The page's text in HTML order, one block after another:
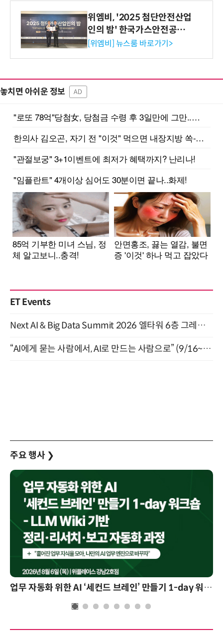
위엠비, '2025 첨단안전산업
인의 밤' 한국가스안전공사
사장상 수상
[위엠비] 뉴스룸 바로가기>
놓치면 아쉬운 정보 AD
ET Events
Next AI & Big Data Summit 2026 엘타워 6층 그레이스홀 개최 (9/18)
“AI에게 묻는 사람에서, AI로 만드는 사람으로” (9/16~17)
주요 행사 ❯
업무 자동화 위한 AI ‘세컨드 브레인’ 만들기 1-day 워크숍 - LLM Wiki 기반 정리·리서치·보고 자동화